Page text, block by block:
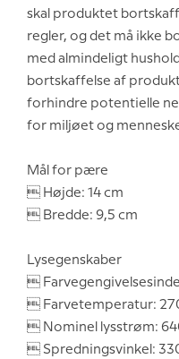
skal produktet
regler, og det må ikke
med almindeligt
bortskaffelse af
forhindre potentielle
for miljøet og
Mål for pære
 Højde: 14 cm
 Bredde: 9,5 cm
Lysegenskaber

 Farvetemperatur:
 Nominel lysstrøm:
 Spredningsvinkel: